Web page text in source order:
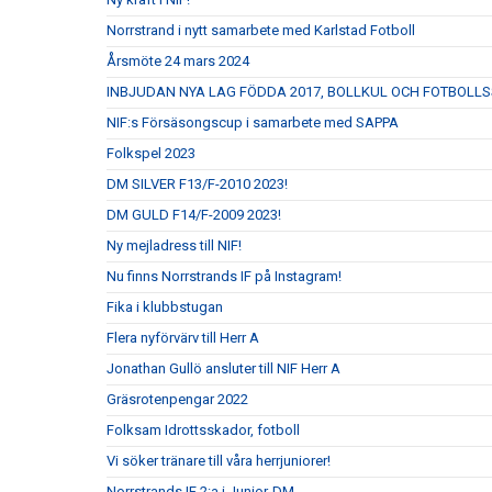
Norrstrand i nytt samarbete med Karlstad Fotboll
Årsmöte 24 mars 2024
INBJUDAN NYA LAG FÖDDA 2017, BOLLKUL OCH
NIF:s Försäsongscup i samarbete med SAPPA
Folkspel 2023
DM SILVER F13/F-2010 2023!
DM GULD F14/F-2009 2023!
Ny mejladress till NIF!
Nu finns Norrstrands IF på Instagram!
Fika i klubbstugan
Flera nyförvärv till Herr A
Jonathan Gullö ansluter till NIF Herr A
Gräsrotenpengar 2022
Folksam Idrottsskador, fotboll
Vi söker tränare till våra herrjuniorer!